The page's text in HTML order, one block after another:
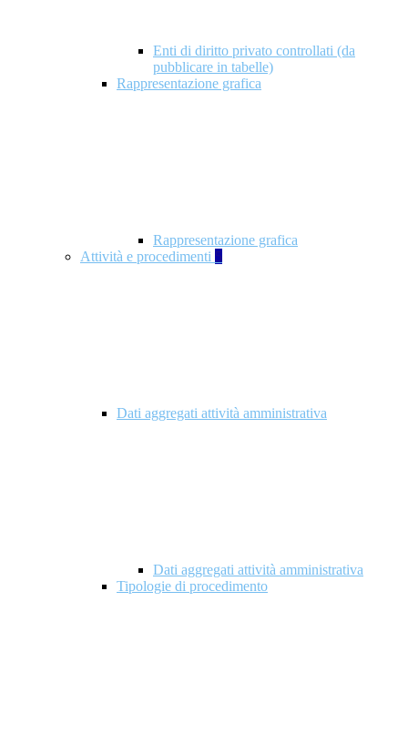
Enti di diritto privato controllati (da
pubblicare in tabelle)
Rappresentazione grafica
Rappresentazione grafica
Attività e procedimenti 5
Dati aggregati attività amministrativa
Dati aggregati attività amministrativa
Tipologie di procedimento